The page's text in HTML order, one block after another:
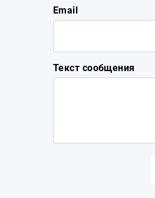
Email
Текст сообщения